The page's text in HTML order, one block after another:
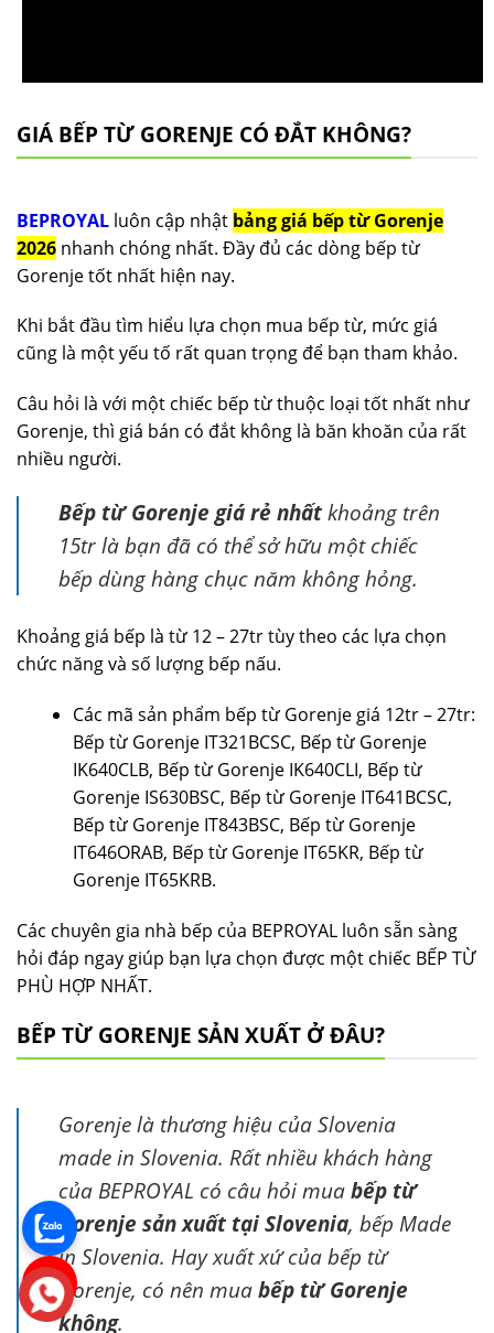
GIÁ BẾP TỪ GORENJE CÓ ĐẮT KHÔNG?
BEPROYAL luôn cập nhật bảng giá bếp từ Gorenje
2026 nhanh chóng nhất. Đầy đủ các dòng bếp từ
Gorenje tốt nhất hiện nay.
Khi bắt đầu tìm hiểu lựa chọn mua bếp từ, mức giá
cũng là một yếu tố rất quan trọng để bạn tham khảo.
Câu hỏi là với một chiếc bếp từ thuộc loại tốt nhất như
Gorenje, thì giá bán có đắt không là băn khoăn của rất
nhiều người.
Bếp từ Gorenje giá rẻ nhấtkhoảng trên
15tr là bạn đã có thể sở hữu một chiếc
bếp dùng hàng chục năm không hỏng.
Khoảng giá bếp là từ 12 – 27tr tùy theo các lựa chọn
chức năng và số lượng bếp nấu.
Các mã sản phẩm bếp từ Gorenje giá 12tr – 27tr:
Bếp từ Gorenje IT321BCSC, Bếp từ Gorenje
IK640CLB, Bếp từ Gorenje IK640CLI, Bếp từ
Gorenje IS630BSC, Bếp từ Gorenje IT641BCSC,
Bếp từ Gorenje IT843BSC, Bếp từ Gorenje
IT646ORAB, Bếp từ Gorenje IT65KR, Bếp từ
Gorenje IT65KRB.
Các chuyên gia nhà bếp của BEPROYAL luôn sẵn sàng
hỏi đáp ngay giúp bạn lựa chọn được một chiếc BẾP TỪ
PHÙ HỢP NHẤT.
BẾP TỪ GORENJE SẢN XUẤT Ở ĐÂU?
Gorenje là thương hiệu của Slovenia
made in Slovenia. Rất nhiều khách hàng
của BEPROYAL có câu hỏi muabếp từ
Gorenje sản xuất tại Slovenia, bếp Made
in Slovenia. Hay xuất xứ của bếp từ
Gorenje, có nên muabếp từ Gorenje
không.